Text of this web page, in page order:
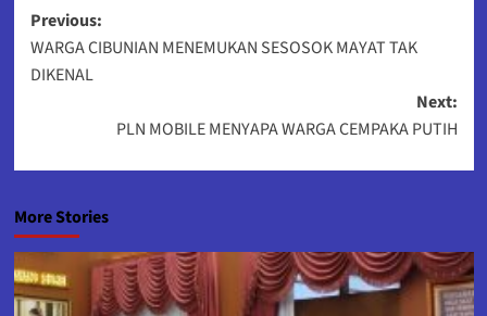
Post
navigation
Previous:
WARGA CIBUNIAN MENEMUKAN SESOSOK MAYAT TAK
DIKENAL
Next:
PLN MOBILE MENYAPA WARGA CEMPAKA PUTIH
More Stories